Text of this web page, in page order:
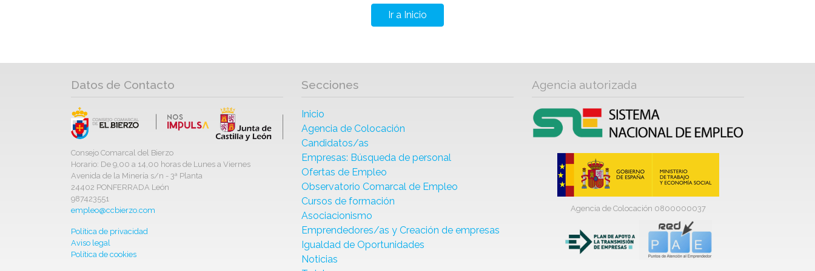
Ir a Inicio
Datos de Contacto
Consejo Comarcal del Bierzo
Horario: De 9,00 a 14,00 horas de Lunes a Viernes
Avenida de la Minería s/n - 3ª Planta
24402 PONFERRADA León
987423551
empleo@ccbierzo.com
Política de privacidad
Aviso legal
Política de cookies
Secciones
Inicio
Agencia de Colocación
Candidatos/as
Empresas: Búsqueda de personal
Ofertas de Empleo
Observatorio Comarcal de Empleo
Cursos de formación
Asociacionismo
Emprendedores/as y Creación de empresas
Igualdad de Oportunidades
Noticias
Agencia autorizada
Agencia de Colocación 0800000037